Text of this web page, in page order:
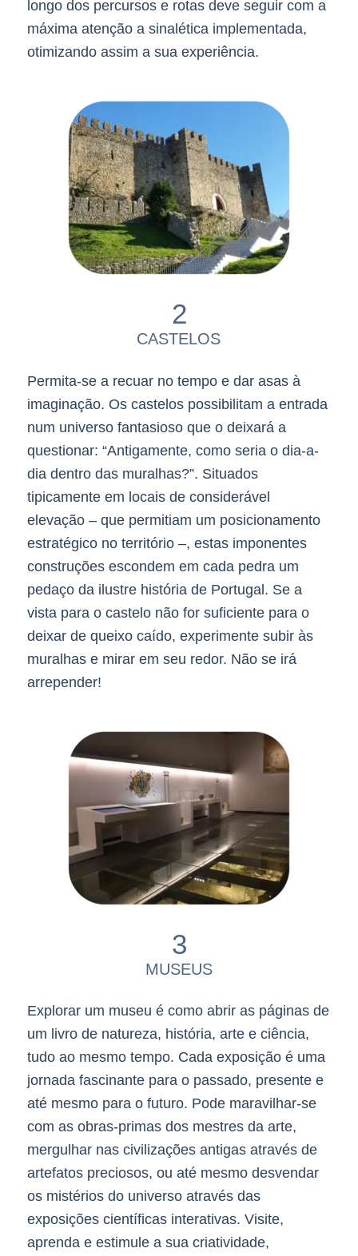
longo dos percursos e rotas deve seguir com a
máxima atenção a sinalética implementada,
otimizando assim a sua experiência.
2
CASTELOS
Permita-se a recuar no tempo e dar asas à
imaginação. Os castelos possibilitam a entrada
num universo fantasioso que o deixará a
questionar: “Antigamente, como seria o dia-a-
dia dentro das muralhas?”. Situados
tipicamente em locais de considerável
elevação – que permitiam um posicionamento
estratégico no território –, estas imponentes
construções escondem em cada pedra um
pedaço da ilustre história de Portugal. Se a
vista para o castelo não for suficiente para o
deixar de queixo caído, experimente subir às
muralhas e mirar em seu redor. Não se irá
arrepender!
3
MUSEUS
Explorar um museu é como abrir as páginas de
um livro de natureza, história, arte e ciência,
tudo ao mesmo tempo. Cada exposição é uma
jornada fascinante para o passado, presente e
até mesmo para o futuro. Pode maravilhar-se
com as obras-primas dos mestres da arte,
mergulhar nas civilizações antigas através de
artefatos preciosos, ou até mesmo desvendar
os mistérios do universo através das
exposições científicas interativas. Visite,
aprenda e estimule a sua criatividade,